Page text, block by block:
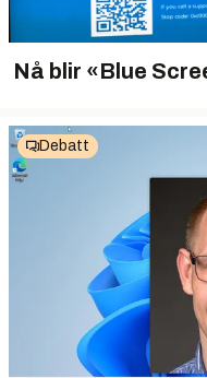
Nå blir «Blue
Debatt